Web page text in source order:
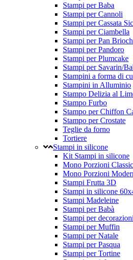
Stampi per Baba
Stampi per Cannoli
Stampi per Cassata
Stampi per Ciambella
Stampi per Pan
Stampi per Pandoro
Stampi per Plumcake
Stampi per Savarin/
Stampini a forma di
Stampini in Alluminio
Stampo Delizia al
Stampo Furbo
Stampo per Chiffon
Stampo per Crostate
Teglie da forno
Tortiere
Stampi in silicone
Kit Stampi in silicone
Mono Porzioni
Mono Porzioni
Stampi Frutta 3D
Stampi in silicone
Stampi Madeleine
Stampi per Babà
Stampi per decorazioni
Stampi per Muffin
Stampi per Natale
Stampi per Pasqua
Stampi per Tortine